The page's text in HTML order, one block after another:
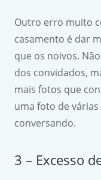
Outro erro muito
casamento é dar
que os noivos.
dos convidados,
mais fotos que
uma foto de
conversando.
3 – Excesso